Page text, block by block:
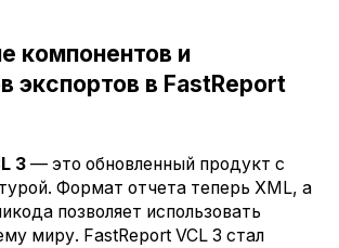
компонентов и
экспортов в FastReport
3 — это обновленный продукт с
Формат отчета теперь XML, а
позволяет использовать
миру. FastReport VCL 3 стал